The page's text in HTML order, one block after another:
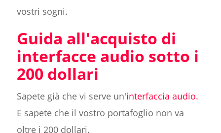
vostri sogni.
Guida all'acquisto di
interfacce audio sotto i
200 dollari
Sapete già che vi serve un'interfaccia audio.
E sapete che il vostro portafoglio non va
oltre i 200 dollari.